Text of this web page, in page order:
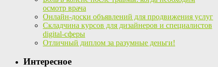
осмотр врача
Онлайн-доски объявлений для продвижения услуг
Складчина курсов для дизайнеров и специалистов
digital-сферы
Отличный диплом за разумные деньги!
Интересное